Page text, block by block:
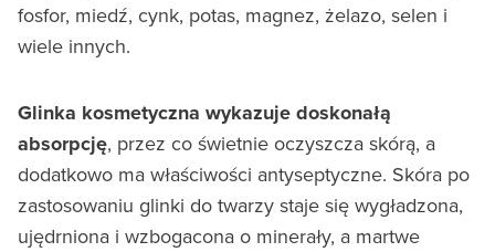
fosfor, miedź, cynk, potas, magnez, żelazo, selen i
wiele innych.
Glinka kosmetyczna wykazuje doskonałą
absorpcję, przez co świetnie oczyszcza skórą, a
dodatkowo ma właściwości antyseptyczne. Skóra po
zastosowaniu glinki do twarzy staje się wygładzona,
ujędrniona i wzbogacona o minerały, a martwe